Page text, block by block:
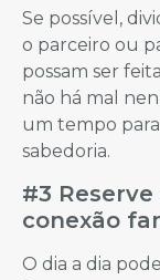
Se possível,
o parceiro ou
possam ser
não há mal
um tempo
sabedoria.
#3
conexão
O dia a dia